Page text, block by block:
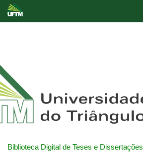
Biblioteca Digital de Teses e Dissertações